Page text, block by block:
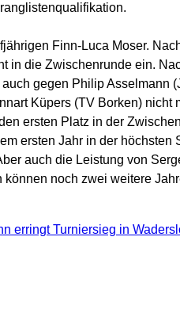
Finn-Luca Moser.
in die Zwischenrunde ein.
gegen Philip Asselmann
Küpers (TV Borken)
ersten Platz in der
ersten Jahr in der
auch die Leistung von
noch zwei weitere
erringt Turniersieg in